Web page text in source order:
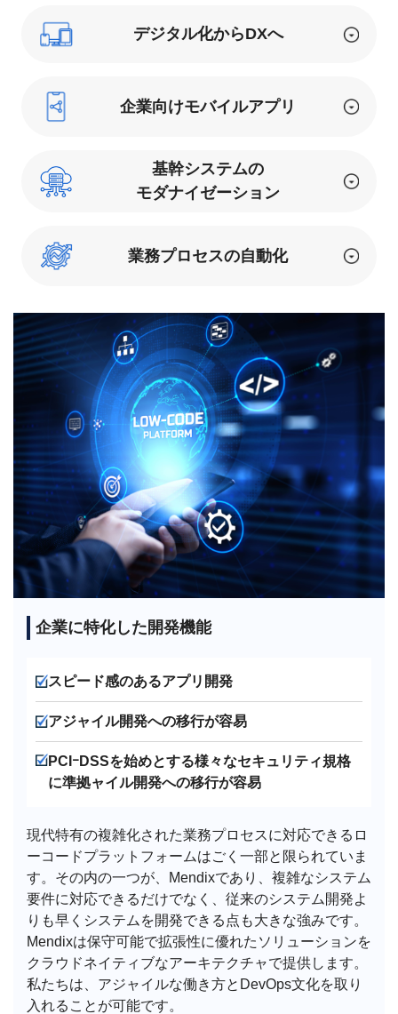
デジタル化からDXへ
企業向けモバイルアプリ
基幹システムの
モダナイゼーション
業務プロセスの自動化
企業に特化した開発機能
スピード感のあるアプリ開発
アジャイル開発への移行が容易
PCIｰDSSを始めとする様々なセキュリティ規格
に準拠ャイル開発への移行が容易
現代特有の複雑化された業務プロセスに対応できるロ
ーコードプラットフォームはごく一部と限られていま
す。その内の一つが、Mendixであり、複雑なシステム
要件に対応できるだけでなく、従来のシステム開発よ
りも早くシステムを開発できる点も大きな強みです。
Mendixは保守可能で拡張性に優れたソリューションを
クラウドネイティブなアーキテクチャで提供します。
私たちは、アジャイルな働き方とDevOps文化を取り
入れることが可能です。